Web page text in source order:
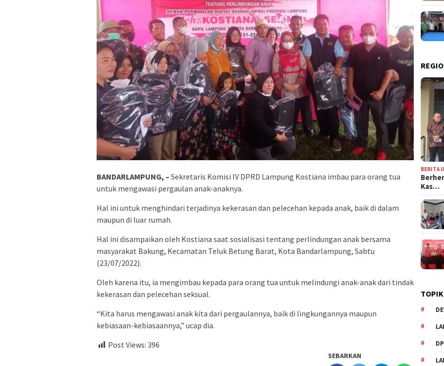
BANDARLAMPUNG, – Sekretaris Komisi IV DPRD Lampung Kostiana imbau para orang tua
untuk mengawasi pergaulan anak-anaknya.
Hal ini untuk menghindari terjadinya kekerasan dan pelecehan kepada anak, baik di dalam
maupun di luar rumah.
Hal ini disampaikan oleh Kostiana saat sosialisasi tentang perlindungan anak bersama
masyarakat Bakung, Kecamatan Teluk Betung Barat, Kota Bandarlampung, Sabtu
(23/07/2022).
Oleh karena itu, ia mengimbau kepada para orang tua untuk melindungi anak-anak dari tindak
kekerasan dan pelecehan seksual.
“Kita harus mengawasi anak kita dari pergaulannya, baik di lingkungannya maupun
kebiasaan-kebiasaannya,” ucap dia.
Post Views: 396
SEBARKAN
BERITA
Kas…